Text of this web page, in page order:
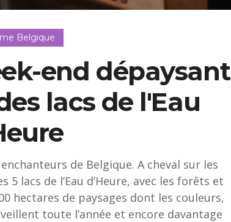
Belgique
end dépaysant
lacs de l'Eau
de Belgique. A cheval sur les
lacs de l’Eau d’Heure, avec les forêts et
hectares de paysages dont les couleurs,
toute l’année et encore davantage